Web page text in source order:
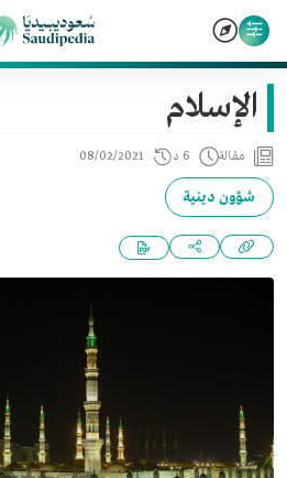
الإسلام
مقالة 6 د 08/02/2021
شؤون دينية